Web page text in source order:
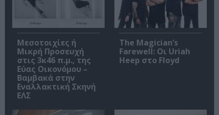
Μεσοτοιχίες ή
Μικρή Προσευχή
στις 3κ46 π.μ., της
Εύας Οικονόμου –
Βαμβακά στην
Εναλλακτική Σκηνή
ΕΛΣ
The Magician’s
Farewell: Οι Uriah
Heep στο Floyd